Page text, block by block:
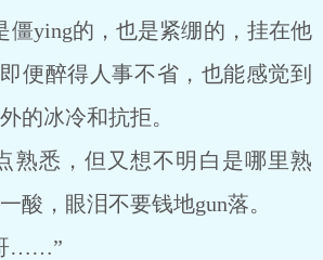
ying的，也是紧绷的，挂在他
便醉得人事不省，也能感觉到
的冰冷和抗拒。
悉，但又想不明白是哪里熟
酸，眼泪不要钱地gun落。
……”